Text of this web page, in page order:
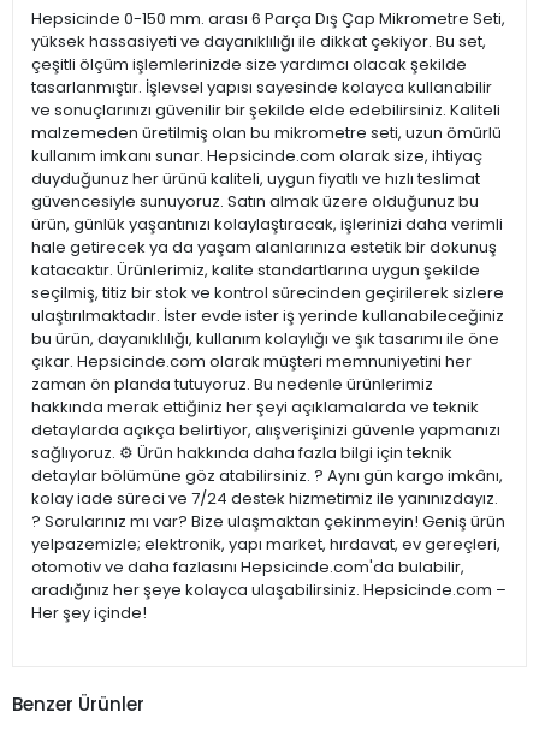
Hepsicinde 0-150 mm. arası 6 Parça Dış Çap Mikrometre Seti,
yüksek hassasiyeti ve dayanıklılığı ile dikkat çekiyor. Bu set,
çeşitli ölçüm işlemlerinizde size yardımcı olacak şekilde
tasarlanmıştır. İşlevsel yapısı sayesinde kolayca kullanabilir
ve sonuçlarınızı güvenilir bir şekilde elde edebilirsiniz. Kaliteli
malzemeden üretilmiş olan bu mikrometre seti, uzun ömürlü
kullanım imkanı sunar. Hepsicinde.com olarak size, ihtiyaç
duyduğunuz her ürünü kaliteli, uygun fiyatlı ve hızlı teslimat
güvencesiyle sunuyoruz. Satın almak üzere olduğunuz bu
ürün, günlük yaşantınızı kolaylaştıracak, işlerinizi daha verimli
hale getirecek ya da yaşam alanlarınıza estetik bir dokunuş
katacaktır. Ürünlerimiz, kalite standartlarına uygun şekilde
seçilmiş, titiz bir stok ve kontrol sürecinden geçirilerek sizlere
ulaştırılmaktadır. İster evde ister iş yerinde kullanabileceğiniz
bu ürün, dayanıklılığı, kullanım kolaylığı ve şık tasarımı ile öne
çıkar. Hepsicinde.com olarak müşteri memnuniyetini her
zaman ön planda tutuyoruz. Bu nedenle ürünlerimiz
hakkında merak ettiğiniz her şeyi açıklamalarda ve teknik
detaylarda açıkça belirtiyor, alışverişinizi güvenle yapmanızı
sağlıyoruz. ⚙️ Ürün hakkında daha fazla bilgi için teknik
detaylar bölümüne göz atabilirsiniz. ? Aynı gün kargo imkânı,
kolay iade süreci ve 7/24 destek hizmetimiz ile yanınızdayız.
? Sorularınız mı var? Bize ulaşmaktan çekinmeyin! Geniş ürün
yelpazemizle; elektronik, yapı market, hırdavat, ev gereçleri,
otomotiv ve daha fazlasını Hepsicinde.com'da bulabilir,
aradığınız her şeye kolayca ulaşabilirsiniz. Hepsicinde.com –
Her şey içinde!
Benzer Ürünler